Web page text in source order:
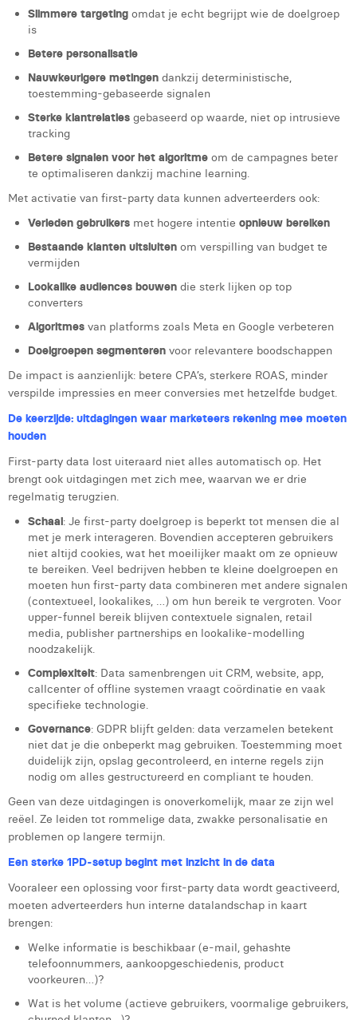
Mathias Segers
Matthias Langenaeker
Ninon Chevalier
Olivia Lohest
Pieter Maesmans
Sebastiaan Reeskamp
Sven Bosschem
Thomas Kurevic
Thomas Riis
Victor Hayot
William Rezette
Yaël Vanhoe
Slimmere targeting omdat je echt begrijpt wie de doelgroep
is
Betere personalisatie
Nauwkeurigere metingen dankzij deterministische,
toestemming-gebaseerde signalen
Sterke klantrelaties gebaseerd op waarde, niet op intrusieve
tracking
Betere signalen voor het algoritme om de campagnes beter
te optimaliseren dankzij machine learning.
Met activatie van first-party data kunnen adverteerders ook:
Verleden gebruikers met hogere intentie opnieuw bereiken
Bestaande klanten uitsluiten om verspilling van budget te
vermijden
Lookalike audiences bouwen die sterk lijken op top
converters
Algoritmes van platforms zoals Meta en Google verbeteren
Doelgroepen segmenteren voor relevantere boodschappen
De impact is aanzienlijk: betere CPA’s, sterkere ROAS, minder
verspilde impressies en meer conversies met hetzelfde budget.
De keerzijde: uitdagingen waar marketeers rekening mee moeten
houden
First-party data lost uiteraard niet alles automatisch op. Het
brengt ook uitdagingen met zich mee, waarvan we er drie
regelmatig terugzien.
Schaal: Je first-party doelgroep is beperkt tot mensen die al
met je merk interageren. Bovendien accepteren gebruikers
niet altijd cookies, wat het moeilijker maakt om ze opnieuw
te bereiken. Veel bedrijven hebben te kleine doelgroepen en
moeten hun first-party data combineren met andere signalen
(contextueel, lookalikes, …) om hun bereik te vergroten. Voor
upper-funnel bereik blijven contextuele signalen, retail
media, publisher partnerships en lookalike-modelling
noodzakelijk.
Complexiteit: Data samenbrengen uit CRM, website, app,
callcenter of offline systemen vraagt coördinatie en vaak
specifieke technologie.
Governance: GDPR blijft gelden: data verzamelen betekent
niet dat je die onbeperkt mag gebruiken. Toestemming moet
duidelijk zijn, opslag gecontroleerd, en interne regels zijn
nodig om alles gestructureerd en compliant te houden.
Geen van deze uitdagingen is onoverkomelijk, maar ze zijn wel
reëel. Ze leiden tot rommelige data, zwakke personalisatie en
problemen op langere termijn.
Een sterke 1PD-setup begint met inzicht in de data
Vooraleer een oplossing voor first-party data wordt geactiveerd,
moeten adverteerders hun interne datalandschap in kaart
brengen:
Welke informatie is beschikbaar (e-mail, gehashte
telefoonnummers, aankoopgeschiedenis, product
voorkeuren…)?
Wat is het volume (actieve gebruikers, voormalige gebruikers,